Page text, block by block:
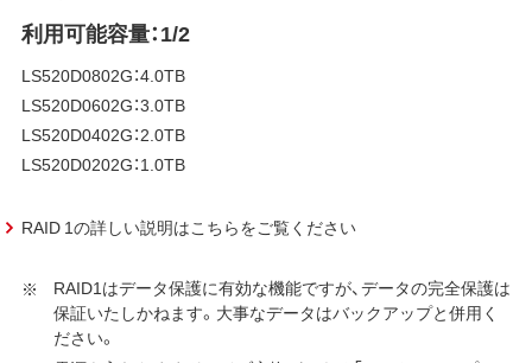
利用可能容量：1/2
LS520D0802G：4.0TB
LS520D0602G：3.0TB
LS520D0402G：2.0TB
LS520D0202G：1.0TB
RAID 1の詳しい説明はこちらをご覧ください
RAID1はデータ保護に有効な機能ですが、データの完全保護は
保証いたしかねます。大事なデータはバックアップと併用く
ださい。